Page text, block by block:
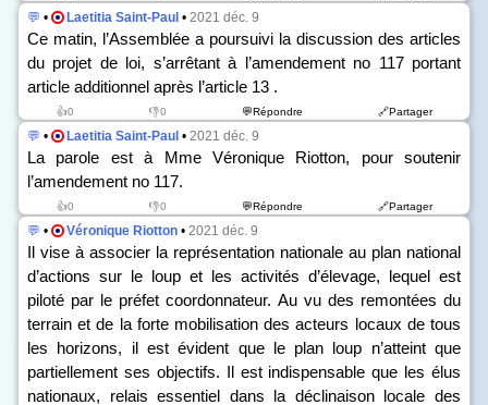
💬 • Laetitia Saint-Paul • 2021 déc. 9
Ce matin, l’Assemblée a poursuivi la discussion des articles
du projet de loi, s’arrêtant à l’amendement no 117 portant
article additionnel après l’article 13 .
👍0 👎0 💬Répondre 🔗Partager
💬 • Laetitia Saint-Paul • 2021 déc. 9
La parole est à Mme Véronique Riotton, pour soutenir
l’amendement no 117.
👍0 👎0 💬Répondre 🔗Partager
💬 • Véronique Riotton • 2021 déc. 9
Il vise à associer la représentation nationale au plan national
d’actions sur le loup et les activités d’élevage, lequel est
piloté par le préfet coordonnateur. Au vu des remontées du
terrain et de la forte mobilisation des acteurs locaux de tous
les horizons, il est évident que le plan loup n’atteint que
partiellement ses objectifs. Il est indispensable que les élus
nationaux, relais essentiel dans la déclinaison locale des